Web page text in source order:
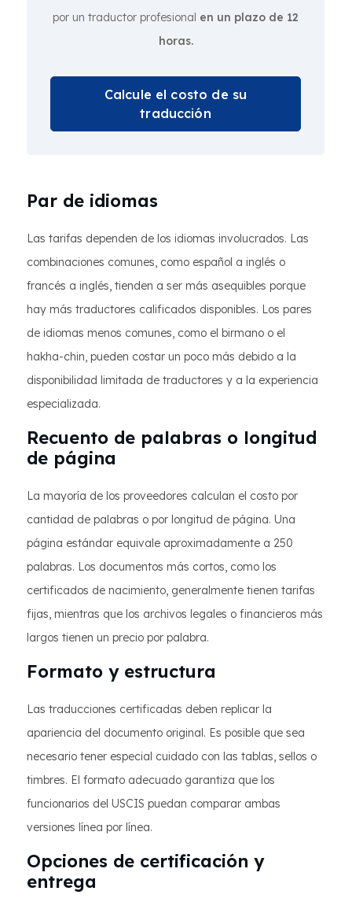
por un traductor profesional en un plazo de 12
horas.
Calcule el costo de su
traducción
Par de idiomas
Las tarifas dependen de los idiomas involucrados. Las
combinaciones comunes, como español a inglés o
francés a inglés, tienden a ser más asequibles porque
hay más traductores calificados disponibles. Los pares
de idiomas menos comunes, como el birmano o el
hakha-chin, pueden costar un poco más debido a la
disponibilidad limitada de traductores y a la experiencia
especializada.
Recuento de palabras o longitud
de página
La mayoría de los proveedores calculan el costo por
cantidad de palabras o por longitud de página. Una
página estándar equivale aproximadamente a 250
palabras. Los documentos más cortos, como los
certificados de nacimiento, generalmente tienen tarifas
fijas, mientras que los archivos legales o financieros más
largos tienen un precio por palabra.
Formato y estructura
Las traducciones certificadas deben replicar la
apariencia del documento original. Es posible que sea
necesario tener especial cuidado con las tablas, sellos o
timbres. El formato adecuado garantiza que los
funcionarios del USCIS puedan comparar ambas
versiones línea por línea.
Opciones de certificación y
entrega